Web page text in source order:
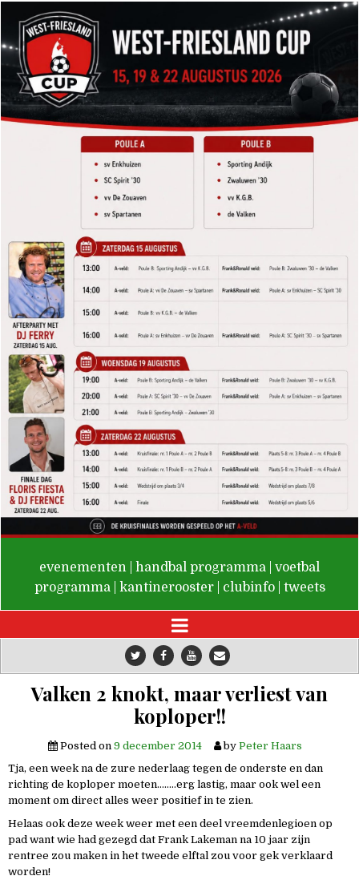
De Valken
evenementen handbal programma
voetbal
programma
kantinerooster clubinfo tweets
Valken 2 knokt, maar verliest van
koploper!!
Posted on 9 december 2014 by Peter Haars
Tja, een week na de zure nederlaag tegen de onderste en dan
richting de koploper moeten……..erg lastig, maar ook wel een
moment om direct alles weer positief in te zien.
Helaas ook deze week weer met een deel vreemdenlegioen op
pad want wie had gezegd dat Frank Lakeman na 10 jaar zijn
rentree zou maken in het tweede elftal zou voor gek verklaard
worden!